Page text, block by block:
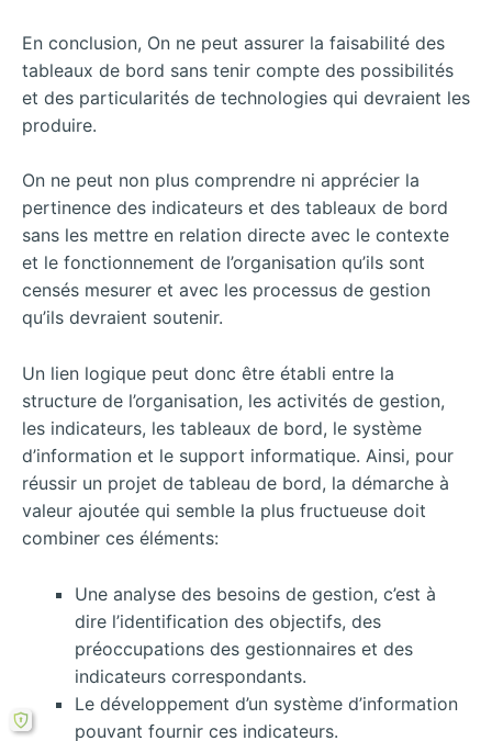
En conclusion, On ne peut assurer la faisabilité des
tableaux de bord sans tenir compte des possibilités
et des particularités de technologies qui devraient les
produire.
On ne peut non plus comprendre ni apprécier la
pertinence des indicateurs et des tableaux de bord
sans les mettre en relation directe avec le contexte
et le fonctionnement de l’organisation qu’ils sont
censés mesurer et avec les processus de gestion
qu’ils devraient soutenir.
Un lien logique peut donc être établi entre la
structure de l’organisation, les activités de gestion,
les indicateurs, les tableaux de bord, le système
d’information et le support informatique. Ainsi, pour
réussir un projet de tableau de bord, la démarche à
valeur ajoutée qui semble la plus fructueuse doit
combiner ces éléments:
Une analyse des besoins de gestion, c’est à
dire l’identification des objectifs, des
préoccupations des gestionnaires et des
indicateurs correspondants.
Le développement d’un système d’information
pouvant fournir ces indicateurs.